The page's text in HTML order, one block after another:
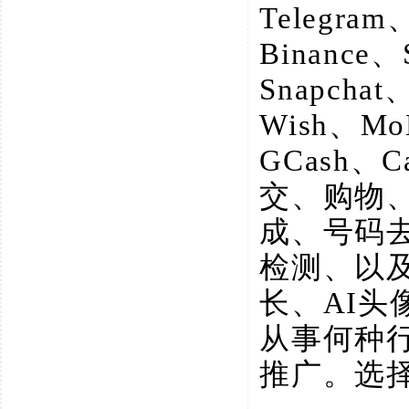
Telegram
Binance
Snapchat
Wish、
GCash、
交、购物
成、号码
检测、以
长、AI头
从事何种
推广。选